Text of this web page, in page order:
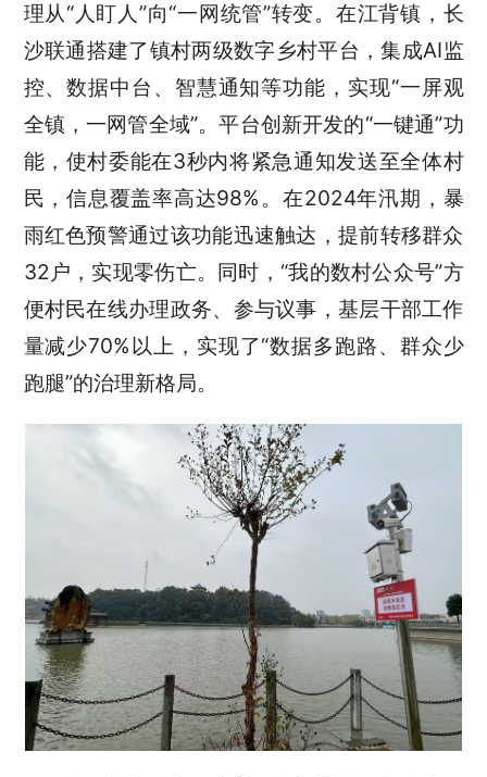
理从“人盯人 ”向“一网统管”转变。在江背镇，长
沙联通搭建了镇村两级数字乡村平台，集成AI监
控、数据中台、智慧通知等功能，实现“一屏观
全镇，一网管全域”。平台创新开发的“一键通”功
能，使村委能在3秒内将紧急通知发送至全体村
民，信息覆盖率高达98% 。在2024年汛期，暴
雨红色预警通过该功能迅速触达，提前转移群众
32 户，实现零伤亡。同时， “我的数村公众号”方
便村民在线办理政务、参与议事，基层干部工作
量减少70%以上，实现了“数据多跑路、群众少
跑腿”的治理新格局。